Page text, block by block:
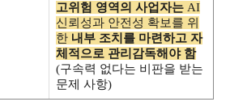
고위험 영역의 사업자는 AI
신뢰성과 안전성 확보를 위
한 내부 조치를 마련하고 자
체적으로 관리감독해야 함
(구속력 없다는 비판을 받는
문제 사항)